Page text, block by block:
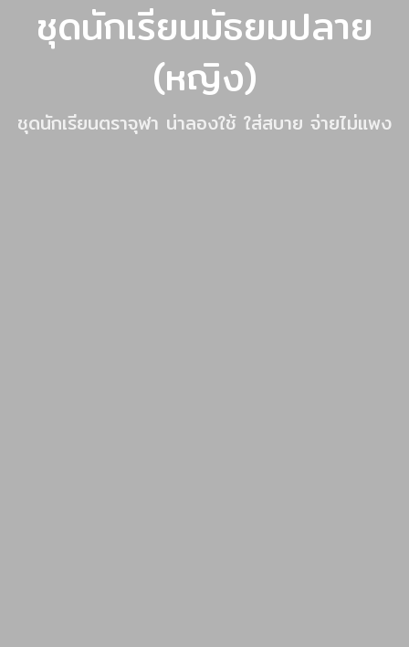
ชุดนักเรียนมัธยมปลาย
(หญิง)
ชุดนักเรียนตราจุฬา น่าลองใช้ ใส่สบาย จ่ายไม่แพง